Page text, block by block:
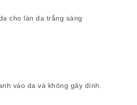
cho làn da trắng sáng
vào da và không gây dính.